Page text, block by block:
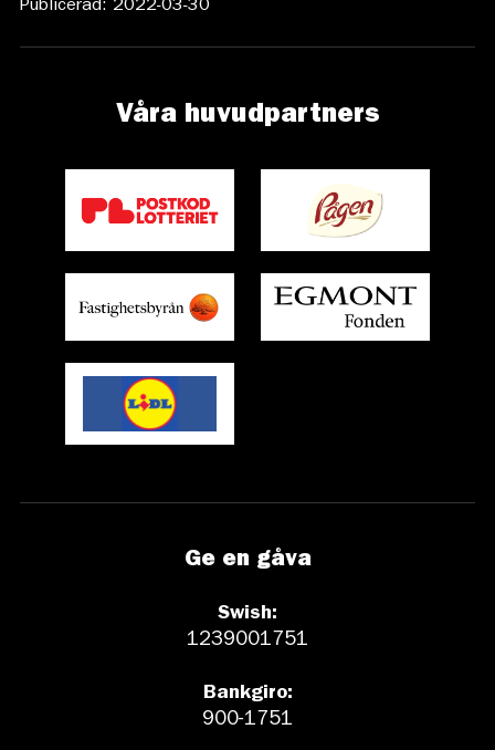
Publicerad: 2022-03-30
Våra huvudpartners
Ge en gåva
Swish:
1239001751
Bankgiro:
900-1751